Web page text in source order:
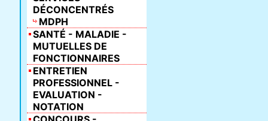
DÉCONCENTRÉS
MDPH
SANTÉ - MALADIE -
MUTUELLES DE
FONCTIONNAIRES
ENTRETIEN
PROFESSIONNEL -
EVALUATION -
NOTATION